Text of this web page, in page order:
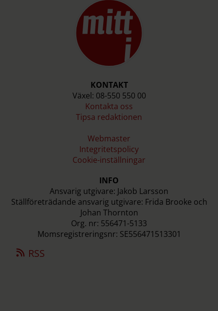
KONTAKT
Växel: 08-550 550 00
Kontakta oss
Tipsa redaktionen
Webmaster
Integritetspolicy
Cookie-inställningar
INFO
Ansvarig utgivare: Jakob Larsson
Ställföreträdande ansvarig utgivare: Frida Brooke och
Johan Thornton
Org. nr: 556471-5133
Momsregistreringsnr: SE556471513301
RSS